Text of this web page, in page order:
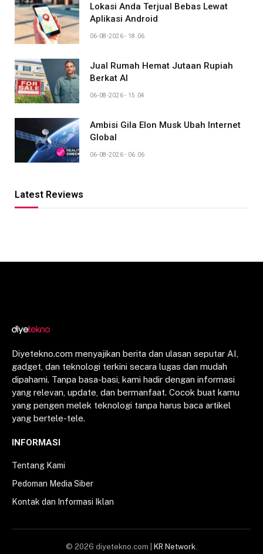
Lokasi Anda Terjual Bebas Lewat
Aplikasi Android
06-08-2026 - 18.06
Jual Rumah Hemat Jutaan Rupiah
Berkat AI
06-08-2026 - 15.04
Ambisi Gila Elon Musk Ubah Internet
Global
06-08-2026 - 06.06
Latest Reviews
Diyetekno.com menyajikan berita dan ulasan seputar AI,
gadget, dan teknologi terkini secara lugas dan mudah
dipahami. Tanpa basa-basi, kami hadir dengan informasi
yang relevan, update, dan bermanfaat. Cocok buat kamu
yang pengen melek teknologi tanpa harus baca artikel
yang bertele-tele.
INFORMASI
Tentang Kami
Pedoman Media Siber
Kontak dan Informasi Iklan
© 2026 diyetekno.com | KR Network